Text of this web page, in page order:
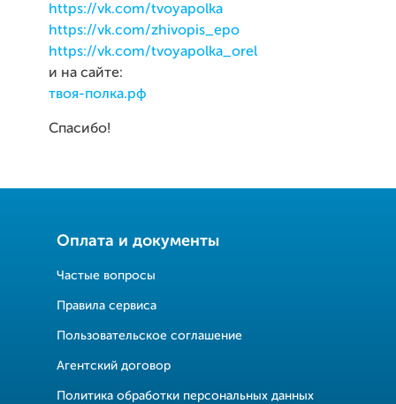
https://vk.com/tvoyapolka
https://vk.com/zhivopis_epo
https://vk.com/tvoyapolka_orel
и на сайте:
твоя-полка.рф
Спасибо!
Оплата и документы
Частые вопросы
Правила сервиса
Пользовательское соглашение
Агентский договор
Политика обработки персональных данных